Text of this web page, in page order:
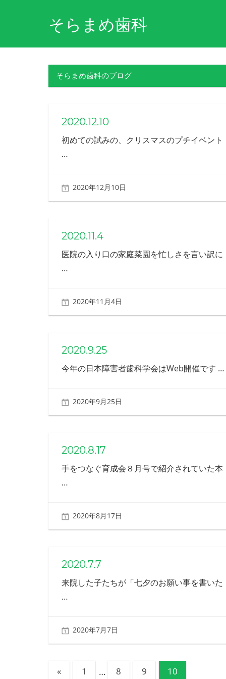
ン
そらまめ歯科
や
気
そらまめ歯科のブログ
2020.12.10
初めての試みの、クリスマスのプチイベント
…
2020年12月10日
2020.11.4
医院の入り口の家庭菜園を忙しさを言い訳に
…
2020年11月4日
2020.9.25
今年の日本障害者歯科学会はWeb開催です …
2020年9月25日
2020.8.17
手をつなぐ育成会８月号で紹介されていた本
…
2020年8月17日
2020.7.7
来院した子たちが「七夕のお願い事を書いた
…
2020年7月7日
投
«前
1 … 8 9 10